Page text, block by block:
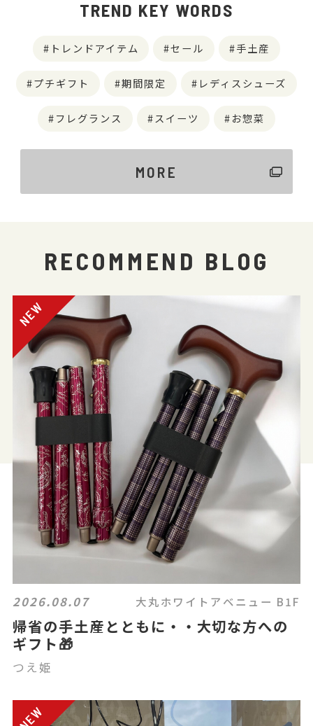
TREND KEY WORDS
トレンドアイテム セール 手土産
プチギフト 期間限定 レディスシューズ
フレグランス スイーツ お惣菜
MORE
RECOMMEND BLOG
2026.08.07 大丸ホワイトアベニュー B1F
帰省の手土産とともに・・大切な方への
ギフト🎁
つえ姫